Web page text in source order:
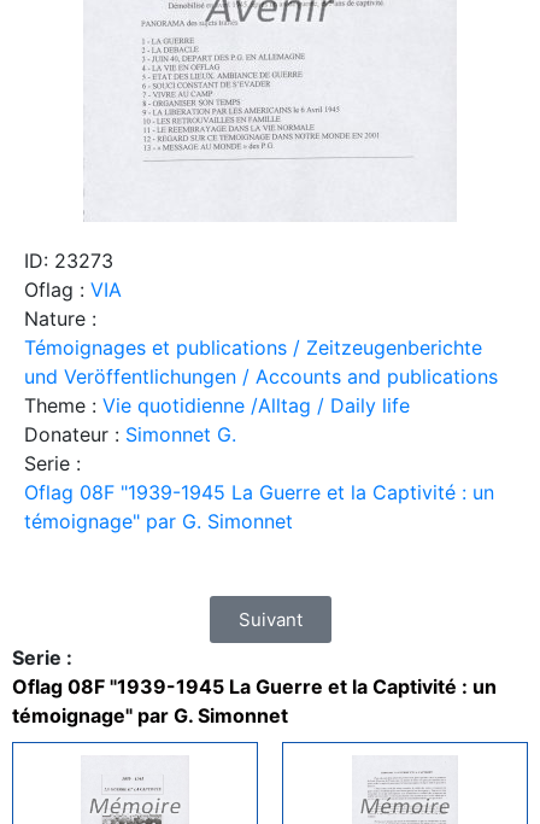
ID: 23273
Oflag : VIA
Nature :
Témoignages et publications / Zeitzeugenberichte
und Veröffentlichungen / Accounts and publications
Theme : Vie quotidienne /Alltag / Daily life
Donateur : Simonnet G.
Serie :
Oflag 08F "1939-1945 La Guerre et la Captivité : un
témoignage" par G. Simonnet
Suivant
Serie :
Oflag 08F "1939-1945 La Guerre et la Captivité : un
témoignage" par G. Simonnet